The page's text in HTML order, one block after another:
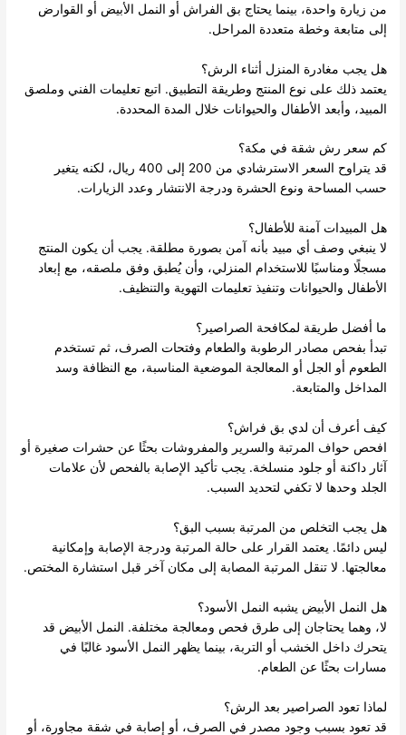
من زيارة واحدة، بينما يحتاج بق الفراش أو النمل الأبيض أو القوارض
إلى متابعة وخطة متعددة المراحل.
هل يجب مغادرة المنزل أثناء الرش؟
يعتمد ذلك على نوع المنتج وطريقة التطبيق. اتبع تعليمات الفني وملصق
المبيد، وأبعد الأطفال والحيوانات خلال المدة المحددة.
كم سعر رش شقة في مكة؟
قد يتراوح السعر الاسترشادي من 200 إلى 400 ريال، لكنه يتغير
حسب المساحة ونوع الحشرة ودرجة الانتشار وعدد الزيارات.
هل المبيدات آمنة للأطفال؟
لا ينبغي وصف أي مبيد بأنه آمن بصورة مطلقة. يجب أن يكون المنتج
مسجلًا ومناسبًا للاستخدام المنزلي، وأن يُطبق وفق ملصقه، مع إبعاد
الأطفال والحيوانات وتنفيذ تعليمات التهوية والتنظيف.
ما أفضل طريقة لمكافحة الصراصير؟
تبدأ بفحص مصادر الرطوبة والطعام وفتحات الصرف، ثم تستخدم
الطعوم أو الجل أو المعالجة الموضعية المناسبة، مع النظافة وسد
المداخل والمتابعة.
كيف أعرف أن لدي بق فراش؟
افحص حواف المرتبة والسرير والمفروشات بحثًا عن حشرات صغيرة أو
آثار داكنة أو جلود منسلخة. يجب تأكيد الإصابة بالفحص لأن علامات
الجلد وحدها لا تكفي لتحديد السبب.
هل يجب التخلص من المرتبة بسبب البق؟
ليس دائمًا. يعتمد القرار على حالة المرتبة ودرجة الإصابة وإمكانية
معالجتها. لا تنقل المرتبة المصابة إلى مكان آخر قبل استشارة المختص.
هل النمل الأبيض يشبه النمل الأسود؟
لا، وهما يحتاجان إلى طرق فحص ومعالجة مختلفة. النمل الأبيض قد
يتحرك داخل الخشب أو التربة، بينما يظهر النمل الأسود غالبًا في
مسارات بحثًا عن الطعام.
لماذا تعود الصراصير بعد الرش؟
قد تعود بسبب وجود مصدر في الصرف، أو إصابة في شقة مجاورة، أو